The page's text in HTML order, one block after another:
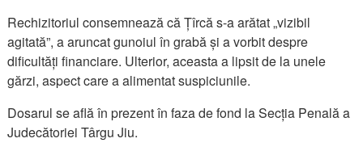
Rechizitoriul consemnează că Țîrcă s-a arătat „vizibil
agitată”, a aruncat gunoiul în grabă și a vorbit despre
dificultăți financiare. Ulterior, aceasta a lipsit de la unele
gărzi, aspect care a alimentat suspiciunile.
Dosarul se află în prezent în faza de fond la Secția Penală a
Judecătoriei Târgu Jiu.